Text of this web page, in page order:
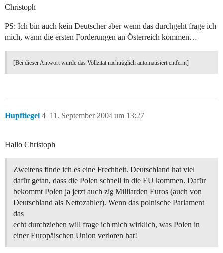
Christoph
PS: Ich bin auch kein Deutscher aber wenn das durchgeht frage ich
mich, wann die ersten Forderungen an Österreich kommen…
[Bei dieser Antwort wurde das Vollzitat nachträglich automatisiert entfernt]
Hupftiegel 11. September 2004 um 13:27
4
Hallo Christoph
Zweitens finde ich es eine Frechheit. Deutschland hat viel
dafür getan, dass die Polen schnell in die EU kommen. Dafür
bekommt Polen ja jetzt auch zig Milliarden Euros (auch von
Deutschland als Nettozahler). Wenn das polnische Parlament
das
echt durchziehen will frage ich mich wirklich, was Polen in
einer Europäischen Union verloren hat!